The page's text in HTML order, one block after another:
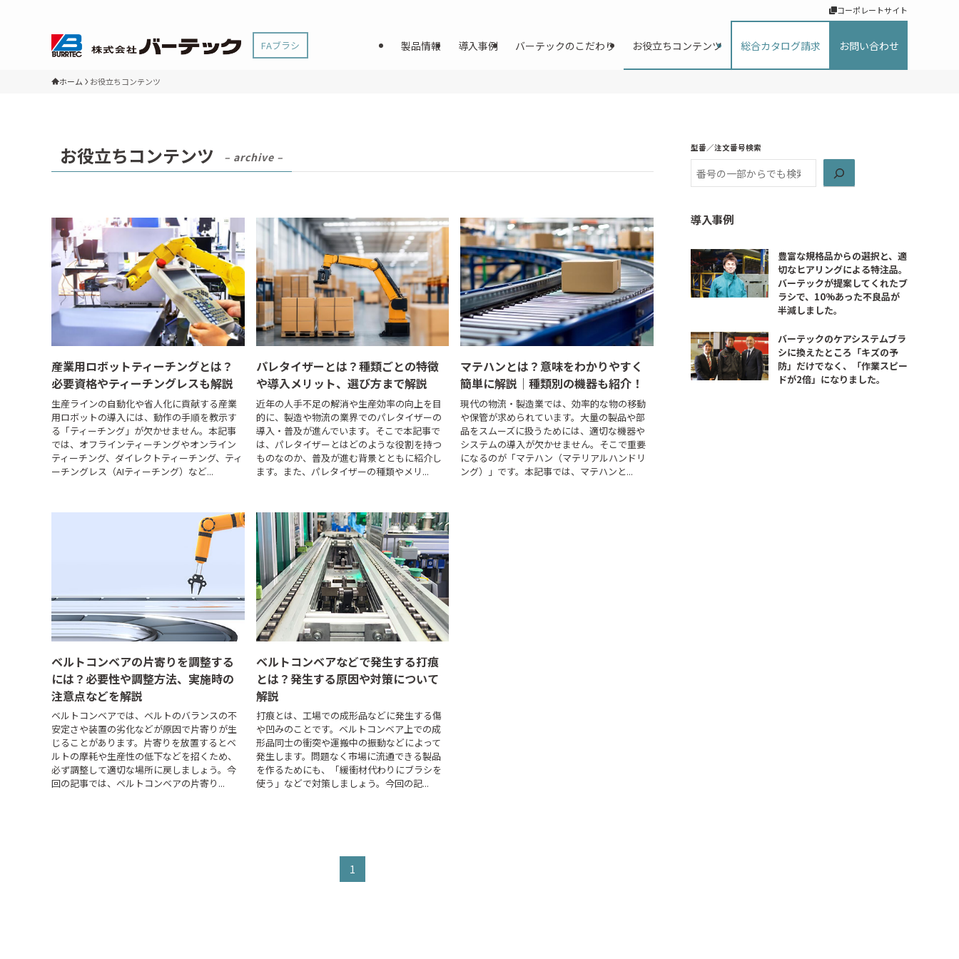
FAブラシ 製品情報 導入事例 バーテックのこだわり お役立ちコンテンツ 総合カタログ請求 お問い合わせ
コーポレートサイト
ホーム お役立ちコンテンツ
お役立ちコンテンツ – archive –
産業用ロボットティーチングとは？
必要資格やティーチングレスも解説
生産ラインの自動化や省人化に貢献する産業
用ロボットの導入には、動作の手順を教示す
る「ティーチング」が欠かせません。本記事
では、オフラインティーチングやオンライン
ティーチング、ダイレクトティーチング、ティ
ーチングレス（AIティーチング）など...
パレタイザーとは？種類ごとの特徴
や導入メリット、選び方まで解説
近年の人手不足の解消や生産効率の向上を目
的に、製造や物流の業界でのパレタイザーの
導入・普及が進んでいます。そこで本記事で
は、パレタイザーとはどのような役割を持つ
ものなのか、普及が進む背景とともに紹介し
ます。また、パレタイザーの種類やメリ...
マテハンとは？意味をわかりやすく
簡単に解説｜種類別の機器も紹介！
現代の物流・製造業では、効率的な物の移動
や保管が求められています。大量の製品や部
品をスムーズに扱うためには、適切な機器や
システムの導入が欠かせません。そこで重要
になるのが「マテハン（マテリアルハンドリ
ング）」です。本記事では、マテハンと...
ベルトコンベアの片寄りを調整する
には？必要性や調整方法、実施時の
注意点などを解説
ベルトコンベアでは、ベルトのバランスの不
安定さや装置の劣化などが原因で片寄りが生
じることがあります。片寄りを放置するとベ
ルトの摩耗や生産性の低下などを招くため、
必ず調整して適切な場所に戻しましょう。今
回の記事では、ベルトコンベアの片寄り...
ベルトコンベアなどで発生する打痕
とは？発生する原因や対策について
解説
打痕とは、工場での成形品などに発生する傷
や凹みのことです。ベルトコンベア上での成
形品同士の衝突や運搬中の振動などによって
発生します。問題なく市場に流通できる製品
を作るためにも、「緩衝材代わりにブラシを
使う」などで対策しましょう。今回の記...
1
型番／注文番号検索
検索
導入事例
豊富な規格品からの選択と、適
切なヒアリングによる特注品。
バーテックが提案してくれたブ
ラシで、10%あった不良品が
半減しました。
バーテックのケアシステムブラ
シに換えたところ「キズの予
防」だけでなく、「作業スピー
ドが2倍」になりました。